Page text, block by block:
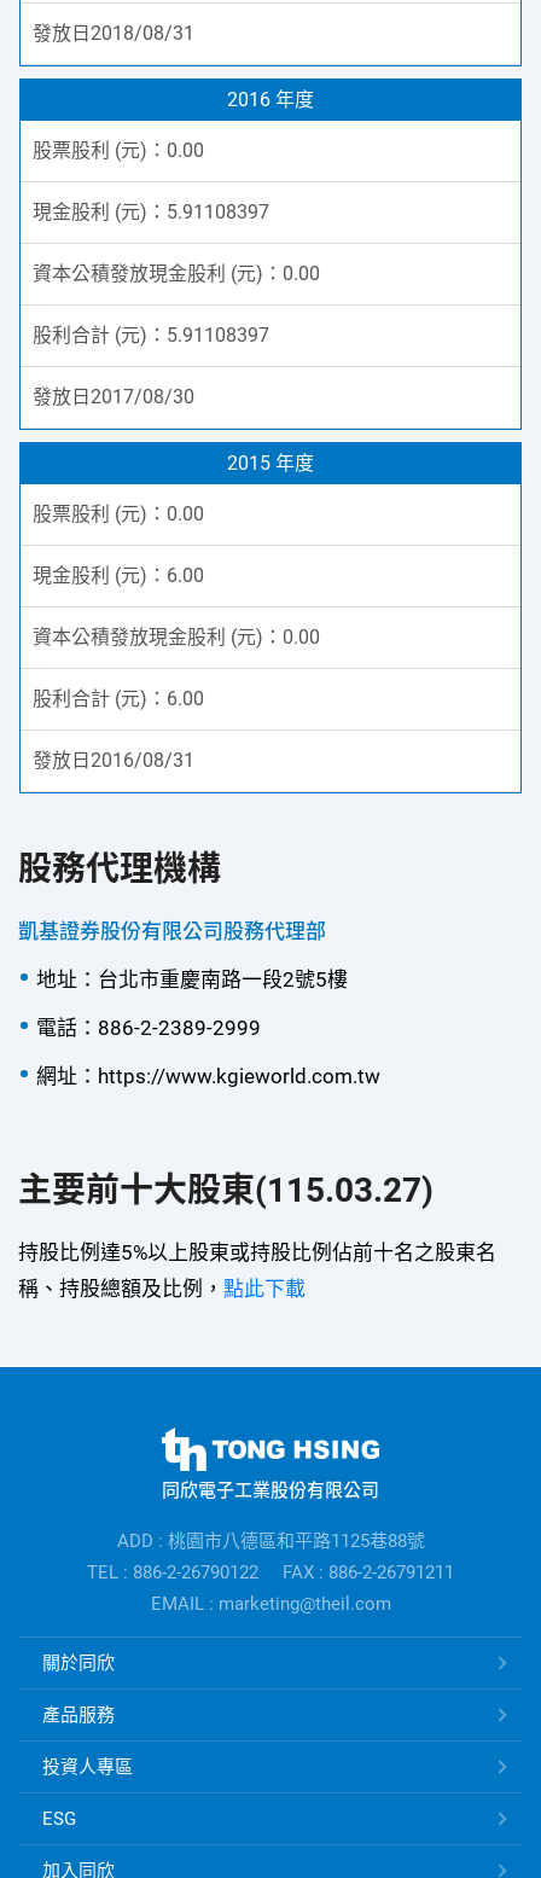
2018/08/31
2016 年度
0.00
5.91108397
0.00
5.91108397
2017/08/30
2015 年度
0.00
6.00
0.00
6.00
2016/08/31
股務代理機構
凱基證券股份有限公司股務代理部
地址：台北市重慶南路一段2號5樓
電話：886-2-2389-2999
網址：https://www.kgieworld.com.tw
主要前十大股東(115.03.27)
持股比例達5%以上股東或持股比例佔前十名之股東名
稱、持股總額及比例， 點此下載
訊
同欣電子工業股份有限公司
ADD : 桃園市八德區和平路1125巷88號
TEL : 886-2-26790122
FAX : 886-2-26791211
EMAIL : marketing@theil.com
子
速
結
關於同欣
產品服務
投資人專區
ESG
加入同欣